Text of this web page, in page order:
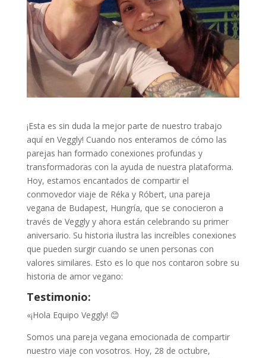
¡Esta es sin duda la mejor parte de nuestro trabajo
aquí en Veggly! Cuando nos enteramos de cómo las
parejas han formado conexiones profundas y
transformadoras con la ayuda de nuestra plataforma.
Hoy, estamos encantados de compartir el
conmovedor viaje de Réka y Róbert, una pareja
vegana de Budapest, Hungría, que se conocieron a
través de Veggly y ahora están celebrando su primer
aniversario. Su historia ilustra las increíbles conexiones
que pueden surgir cuando se unen personas con
valores similares. Esto es lo que nos contaron sobre su
historia de amor vegano:
Testimonio:
«¡Hola Equipo Veggly! 😊
Somos una pareja vegana emocionada de compartir
nuestro viaje con vosotros. Hoy, 28 de octubre,